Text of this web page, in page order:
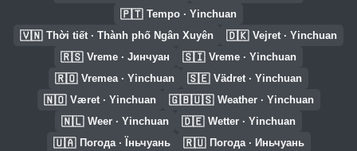
🇵🇹 Tempo · Yinchuan
🇻🇳 Thời tiết · Thành phố Ngân Xuyên 🇩🇰 Vejret · Yinchuan
🇷🇸 Vreme · Јинчуан 🇸🇮 Vreme · Yinchuan
🇷🇴 Vremea · Yinchuan 🇸🇪 Vädret · Yinchuan
🇳🇴 Været · Yinchuan 🇬🇧🇺🇸 Weather · Yinchuan
🇳🇱 Weer · Yinchuan 🇩🇪 Wetter · Yinchuan
🇺🇦 Погода · Їньчуань 🇷🇺 Погода · Иньчуань